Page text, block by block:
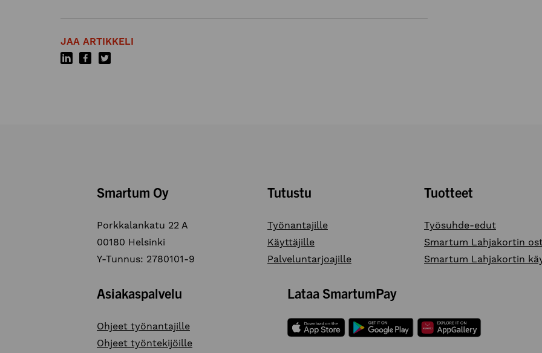
JAA ARTIKKELI
Smartum Oy
Porkkalankatu 22 A
00180 Helsinki
Y-Tunnus: 2780101-9
Tutustu
Työnantajille
Käyttäjille
Palveluntarjoajille
Tuotteet
Työsuhde-edut
Smartum Lahjakortin
Smartum Lahjakortin
Asiakaspalvelu
Ohjeet työnantajille
Ohjeet työntekijöille
Lataa SmartumPay